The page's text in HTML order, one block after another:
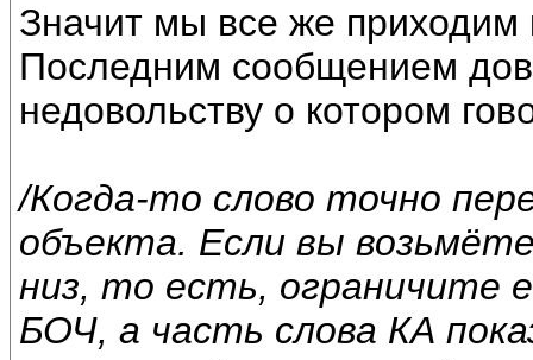
Значит мы все же приходим
Последним сообщением
недовольству о котором
/Когда-то слово точно
объекта. Если вы
низ, то есть, ограничите
БОЧ, а часть слова КА